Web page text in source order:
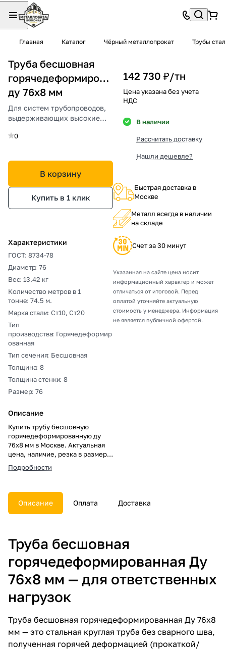
Главная Каталог Чёрный металлопрокат Трубы
Труба бесшовная
горячедеформированная
ду 76х8 мм
Для систем трубопроводов,
выдерживающих высокие
0
В корзину
Купить в 1 клик
Характеристики
ГОСТ: 8734-78
Диаметр: 76
Вес: 13.42 кг
Количество метров в 1
тонне: 74.5 м.
Марка стали: Ст10, Ст20
Тип
производства: Горячедеформир
ованная
Тип сечения: Бесшовная
Толщина: 8
Толщина стенки: 8
Размер: 76
Описание
Купить трубу бесшовную
горячедеформированную ду
76х8 мм в Москве. Актуальная
цена, наличие, резка в размер,
погрузка, доставка, расчет веса
и документы.
Подробности
142 730 ₽/тн
Цена указана без учета
НДС
В наличии
Рассчитать доставку
Нашли дешевле?
Быстрая доставка в
Москве
Металл всегда в наличии
на складе
Счет за 30 минут
Указанная на сайте цена носит
информационный характер и может
отличаться от итоговой. Перед
оплатой уточняйте актуальную
стоимость у менеджера. Информация
не является публичной офертой.
Описание Оплата Доставка
Труба бесшовная
горячедеформированная Ду
76х8 мм — для ответственных
нагрузок
Труба бесшовная горячедеформированная Ду 76х8
мм — это стальная круглая труба без сварного шва,
полученная горячей деформацией (прокаткой/